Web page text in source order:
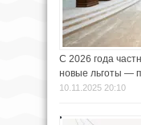
С 2026 года
новые льготы —
10.11.2025 20:10